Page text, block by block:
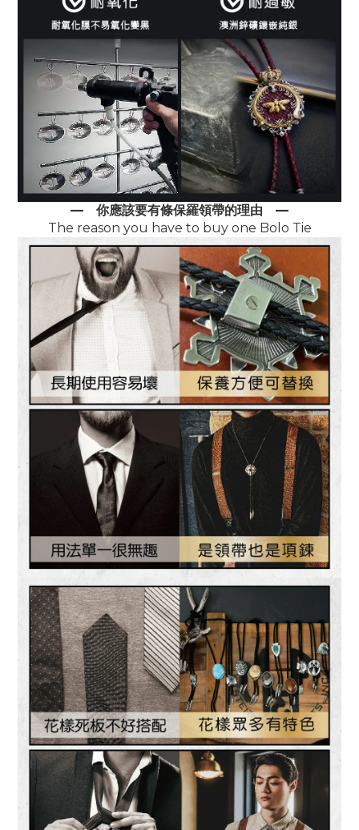
— 你應該要有條保羅領帶的理由 —
The reason you have to buy one Bolo Tie